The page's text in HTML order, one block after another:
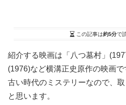
この記事は約5分で
紹介する映画は「八つ墓村」
(1976)など横溝正史原作の映画で
古い時代のミステリーなので、
と思います。